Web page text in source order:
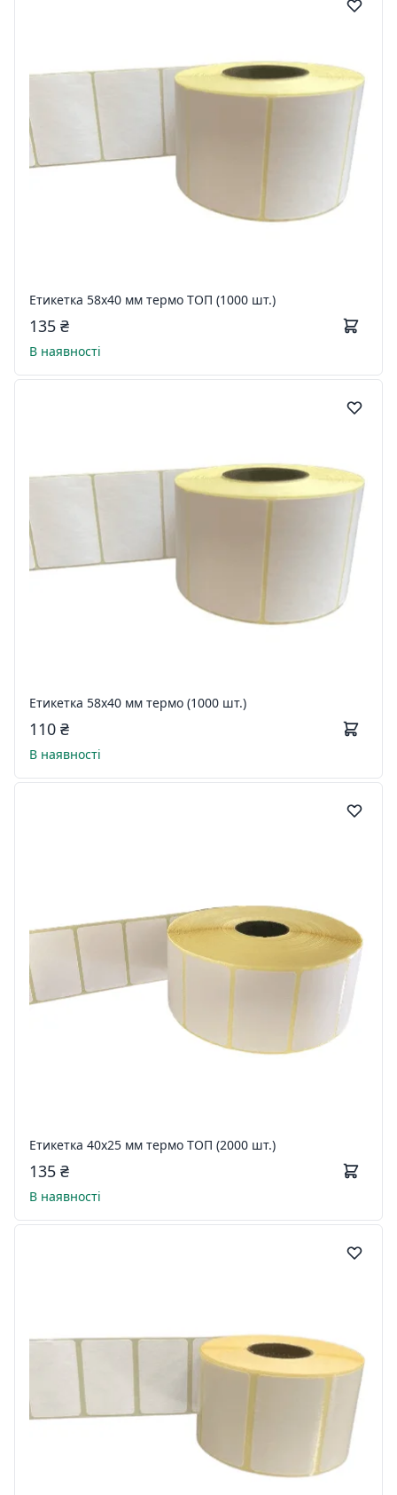
Етикетка 58x40 мм термо ТОП (1000 шт.)
135 ₴
В наявності
Етикетка 58x40 мм термо (1000 шт.)
110 ₴
В наявності
Етикетка 40х25 мм термо ТОП (2000 шт.)
135 ₴
В наявності